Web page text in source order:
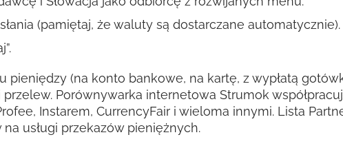
(pamiętaj, że waluty są dostarczane automatycznie).
pieniędzy (na konto bankowe, na kartę, z wypłatą
Porównywarka internetowa Strumok
Instarem, CurrencyFair i wieloma innymi. Lista
usługi przekazów pieniężnych.